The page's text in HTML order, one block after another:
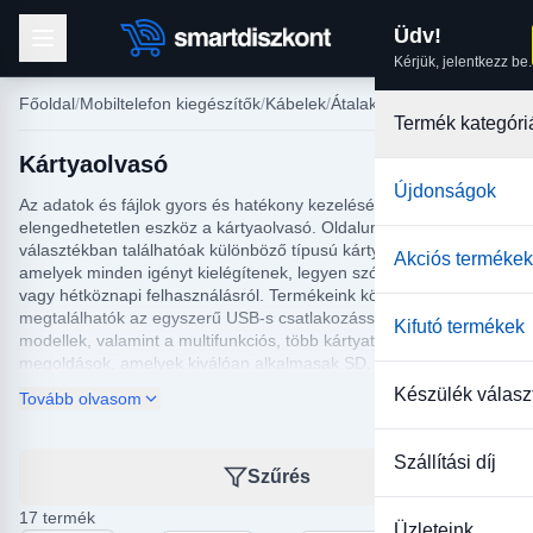
Üdv!
Kérjük, jelentkezz be.
Termék
Újdonságok
Akciós termékek
Kifutó termékek
Készülék
Szállítási díj
Főoldal Mobiltelefon kiegészítők Kábelek Átalakító kábel, adapter
Kártyaolvasó
Az adatok és fájlok gyors és hatékony kezeléséhez
elengedhetetlen eszköz a kártyaolvasó. Oldalunkon széles
választékban találhatóak különböző típusú kártyaolvasók,
amelyek minden igényt kielégítenek, legyen szó fotós, videós,
vagy hétköznapi felhasználásról. Termékeink között
megtalálhatók az egyszerű USB-s csatlakozással működő
modellek, valamint a multifunkciós, több kártyatípust is támogató
megoldások, amelyek kiválóan alkalmasak SD, microSD és más
memóriakártyák kezelésére. Minden kártyaolvasónk szigorú
minőségi követelményeknek felel meg, így a vásárlóink biztosak
lehetnek abban, hogy megbízható eszközt kapnak, amely hosszú
A modern technológia mindennapjaink szerves részévé vált, ezért
fontos, hogy az adatainkat gyorsan és biztonságosan érhessük
Tovább olvasom
Szűrés
17 termék